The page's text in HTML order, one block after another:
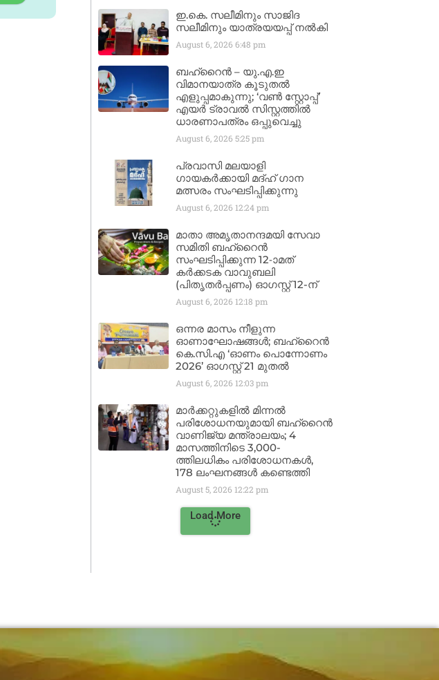
ഇ.കെ. സലീമിനും സാജിദ
സലീമിനും യാത്രയയപ്പ് നൽകി
August 6, 2026 6:48 pm
ബഹ്‌റൈൻ – യു.എ.ഇ
വിമാനയാത്ര കൂടുതൽ
എളുപ്പമാകുന്നു; ‘വൺ സ്റ്റോപ്പ്’
എയർ ട്രാവൽ സിസ്റ്റത്തിൽ
ധാരണാപത്രം ഒപ്പുവെച്ചു
August 6, 2026 5:25 pm
പ്രവാസി മലയാളി
ഗായകർക്കായി മദ്ഹ് ഗാന
മത്സരം സംഘടിപ്പിക്കുന്നു
August 6, 2026 12:24 pm
മാതാ അമൃതാനന്ദമയി സേവാ
സമിതി ബഹ്‌റൈൻ
സംഘടിപ്പിക്കുന്ന 12-ാമത്
കർക്കടക വാവുബലി
(പിതൃതർപ്പണം) ഓഗസ്റ്റ് 12-ന്
August 6, 2026 12:18 pm
ഒന്നര മാസം നീളുന്ന
ഓണാഘോഷങ്ങൾ; ബഹ്‌റൈൻ
കെ.സി.എ ‘ഓണം പൊന്നോണം
2026’ ഓഗസ്റ്റ് 21 മുതൽ
August 6, 2026 12:03 pm
മാർക്കറ്റുകളിൽ മിന്നൽ
പരിശോധനയുമായി ബഹ്‌റൈൻ
വാണിജ്യ മന്ത്രാലയം; 4
മാസത്തിനിടെ 3,000-
ത്തിലധികം പരിശോധനകൾ,
178 ലംഘനങ്ങൾ കണ്ടെത്തി
August 5, 2026 12:22 pm
Load More